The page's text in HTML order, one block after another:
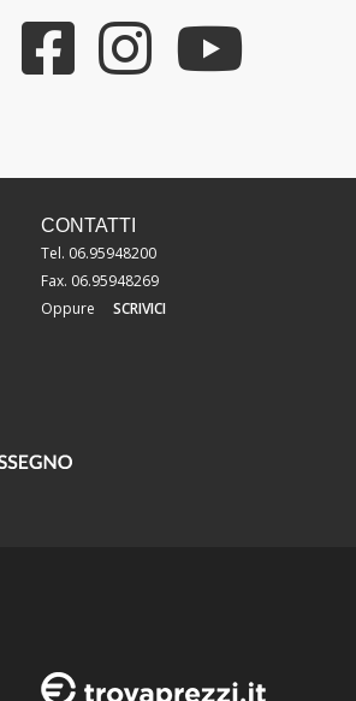
CONTATTI
Tel. 06.95948200
Fax. 06.95948269
OppureSCRIVICI